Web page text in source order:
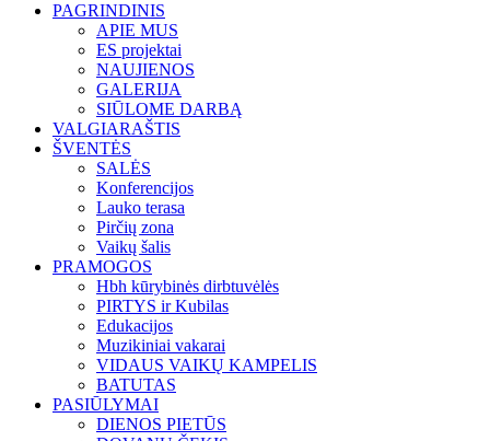
PAGRINDINIS
APIE MUS
ES projektai
NAUJIENOS
GALERIJA
SIŪLOME DARBĄ
VALGIARAŠTIS
ŠVENTĖS
SALĖS
Konferencijos
Lauko terasa
Pirčių zona
Vaikų šalis
PRAMOGOS
Hbh kūrybinės dirbtuvėlės
PIRTYS ir Kubilas
Edukacijos
Muzikiniai vakarai
VIDAUS VAIKŲ KAMPELIS
BATUTAS
PASIŪLYMAI
DIENOS PIETŪS